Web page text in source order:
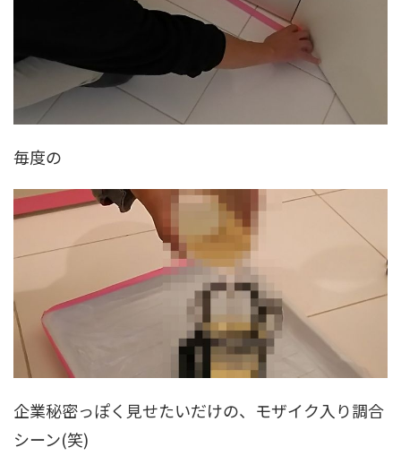
毎度の
企業秘密っぽく見せたいだけの、モザイク入り調合
シーン(笑)